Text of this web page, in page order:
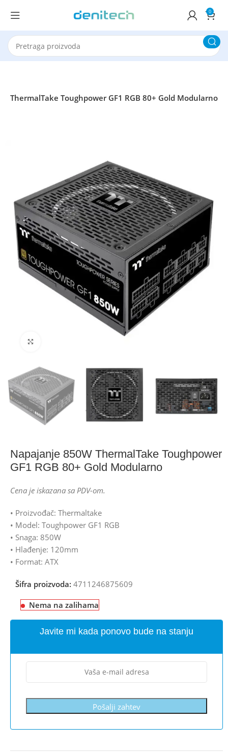
0
ThermalTake Toughpower GF1 RGB 80+ Gold Modularno
Napajanje 850W ThermalTake Toughpower
GF1 RGB 80+ Gold Modularno
Cena je iskazana sa PDV-om.
• Proizvođač: Thermaltake
• Model: Toughpower GF1 RGB
• Snaga: 850W
• Hlađenje: 120mm
• Format: ATX
Šifra proizvoda:4711246875609
Nema na zalihama
Javite mi kada ponovo bude na stanju
Pošalji zahtev